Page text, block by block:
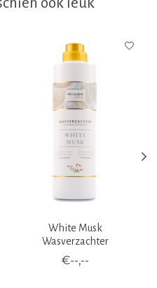
White Musk
Wasverzachter
€--,--